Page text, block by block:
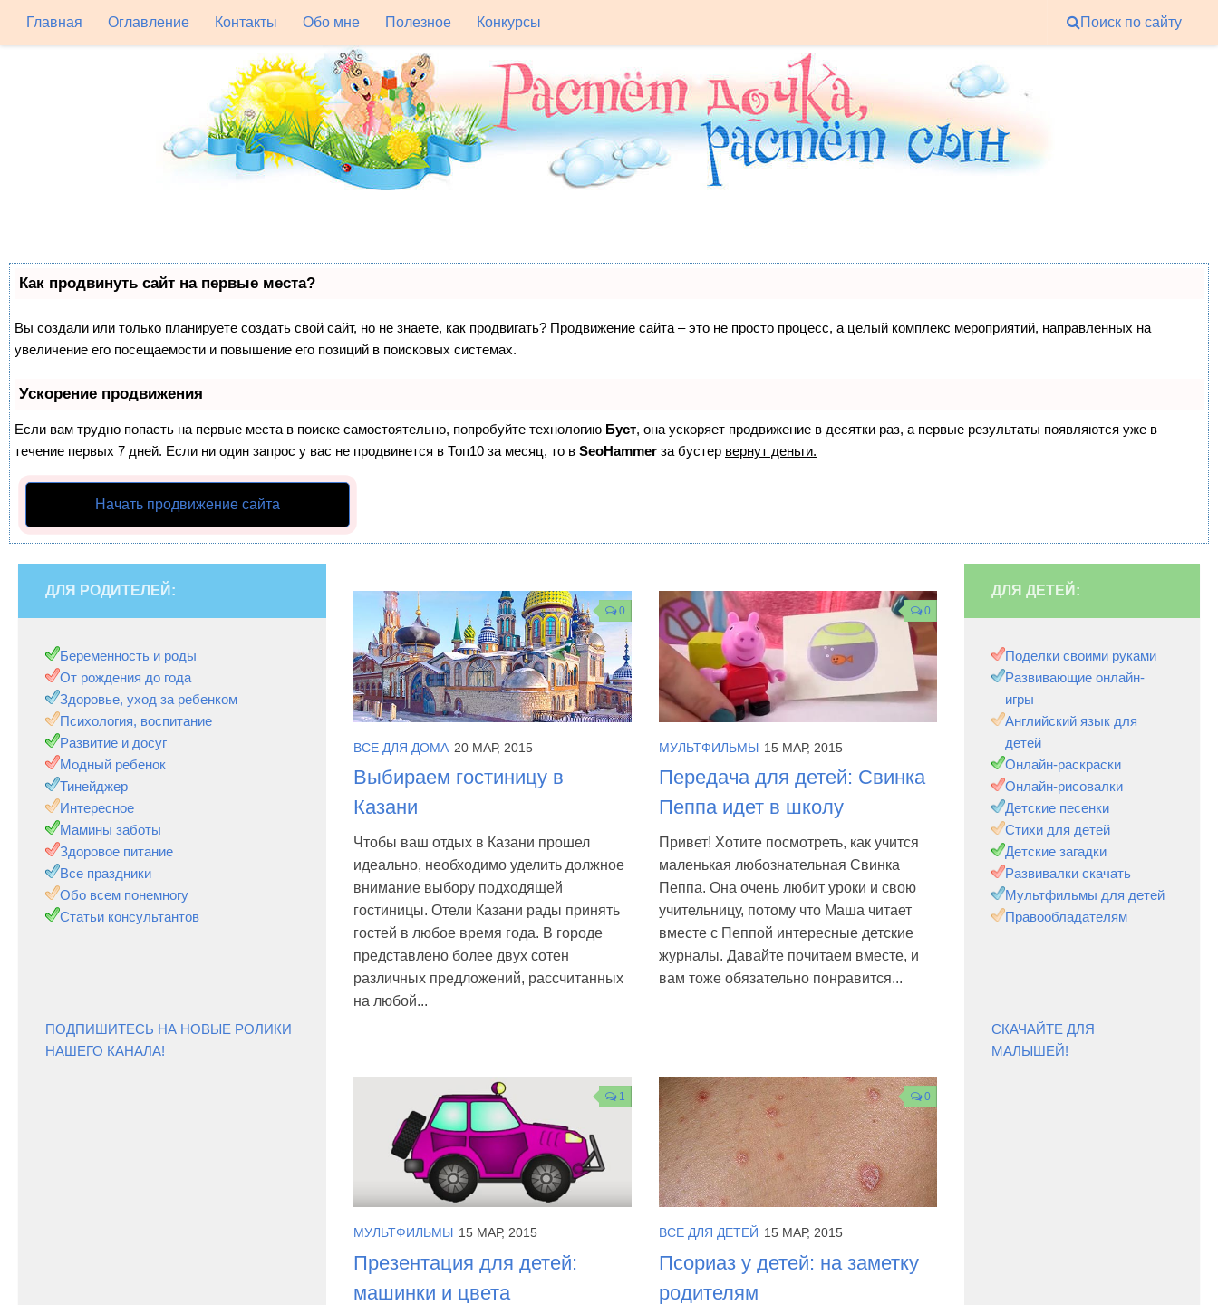
Главная Оглавление Контакты Обо мне Полезное Конкурсы Поиск по сайту
Как продвинуть сайт на первые места?
Вы создали или только планируете создать свой сайт, но не знаете, как продвигать? Продвижение сайта – это не просто процесс, а целый комплекс мероприятий, направленных на
увеличение его посещаемости и повышение его позиций в поисковых системах.
Ускорение продвижения
Если вам трудно попасть на первые места в поиске самостоятельно, попробуйте технологию Буст, она ускоряет продвижение в десятки раз, а первые результаты появляются уже в
течение первых 7 дней. Если ни один запрос у вас не продвинется в Топ10 за месяц, то в SeoHammer за бустер вернут деньги.
Начать продвижение сайта
0
ВСЕ ДЛЯ ДОМА 20 МАР, 2015
Выбираем гостиницу в
Казани
Чтобы ваш отдых в Казани прошел
идеально, необходимо уделить должное
внимание выбору подходящей
гостиницы. Отели Казани рады принять
гостей в любое время года. В городе
представлено более двух сотен
различных предложений, рассчитанных
на любой...
0
МУЛЬТФИЛЬМЫ 15 МАР, 2015
Передача для детей: Свинка
Пеппа идет в школу
Привет! Хотите посмотреть, как учится
маленькая любознательная Свинка
Пеппа. Она очень любит уроки и свою
учительницу, потому что Маша читает
вместе с Пеппой интересные детские
журналы. Давайте почитаем вместе, и
вам тоже обязательно понравится...
1
МУЛЬТФИЛЬМЫ 15 МАР, 2015
Презентация для детей:
машинки и цвета
0
ВСЕ ДЛЯ ДЕТЕЙ 15 МАР, 2015
Псориаз у детей: на заметку
родителям
ДЛЯ РОДИТЕЛЕЙ:
Беременность и роды
От рождения до года
Здоровье, уход за ребенком
Психология, воспитание
Развитие и досуг
Модный ребенок
Тинейджер
Интересное
Мамины заботы
Здоровое питание
Все праздники
Обо всем понемногу
Статьи консультантов
ПОДПИШИТЕСЬ НА НОВЫЕ РОЛИКИ
НАШЕГО КАНАЛА!
ДЛЯ ДЕТЕЙ:
Поделки своими руками
Развивающие онлайн-
игры
Английский язык для
детей
Онлайн-раскраски
Онлайн-рисовалки
Детские песенки
Стихи для детей
Детские загадки
Развивалки скачать
Мультфильмы для детей
Правообладателям
СКАЧАЙТЕ ДЛЯ
МАЛЫШЕЙ!